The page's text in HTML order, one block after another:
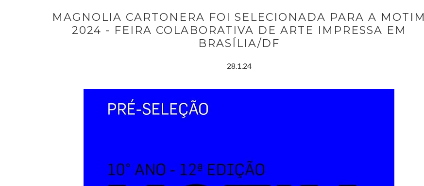
MAGNOLIA CARTONERA FOI SELECIONADA PARA A MOTIM
2024 - FEIRA COLABORATIVA DE ARTE IMPRESSA EM
BRASÍLIA/DF
28.1.24